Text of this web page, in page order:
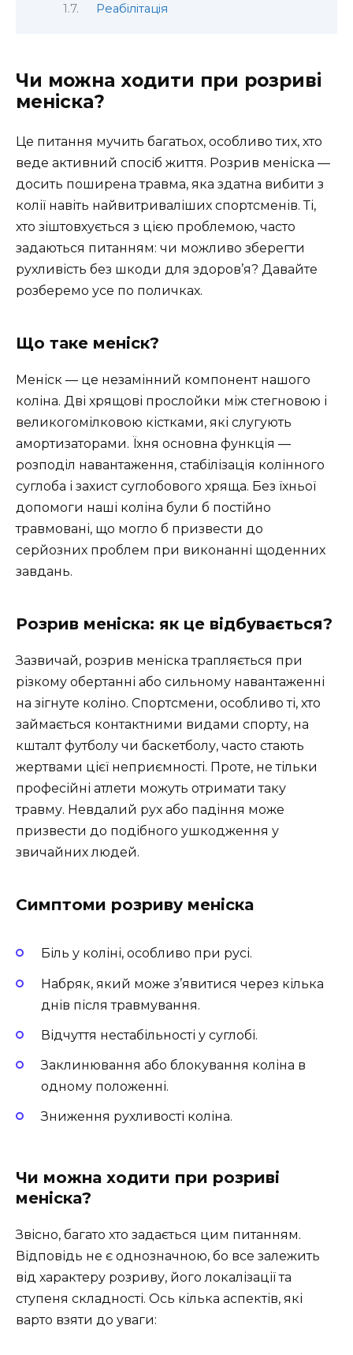
Реабілітація
Чи можна ходити при розриві
меніска?
Це питання мучить багатьох, особливо тих, хто
веде активний спосіб життя. Розрив меніска —
досить поширена травма, яка здатна вибити з
колії навіть найвитриваліших спортсменів. Ті,
хто зіштовхується з цією проблемою, часто
задаються питанням: чи можливо зберегти
рухливість без шкоди для здоров’я? Давайте
розберемо усе по поличках.
Що таке меніск?
Меніск — це незамінний компонент нашого
коліна. Дві хрящові прослойки між стегновою і
великогомілковою кістками, які слугують
амортизаторами. Їхня основна функція —
розподіл навантаження, стабілізація колінного
суглоба і захист суглобового хряща. Без їхньої
допомоги наші коліна були б постійно
травмовані, що могло б призвести до
серйозних проблем при виконанні щоденних
завдань.
Розрив меніска: як це відбувається?
Зазвичай, розрив меніска трапляється при
різкому обертанні або сильному навантаженні
на зігнуте коліно. Спортсмени, особливо ті, хто
займається контактними видами спорту, на
кшталт футболу чи баскетболу, часто стають
жертвами цієї неприємності. Проте, не тільки
професійні атлети можуть отримати таку
травму. Невдалий рух або падіння може
призвести до подібного ушкодження у
звичайних людей.
Симптоми розриву меніска
Біль у коліні, особливо при русі.
Набряк, який може з’явитися через кілька
днів після травмування.
Відчуття нестабільності у суглобі.
Заклинювання або блокування коліна в
одному положенні.
Зниження рухливості коліна.
Чи можна ходити при розриві
меніска?
Звісно, багато хто задається цим питанням.
Відповідь не є однозначною, бо все залежить
від характеру розриву, його локалізації та
ступеня складності. Ось кілька аспектів, які
варто взяти до уваги: